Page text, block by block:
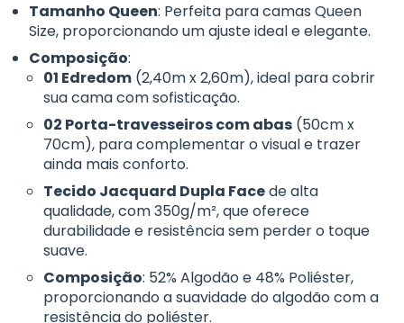
Tamanho Queen: Perfeita para camas Queen
Size, proporcionando um ajuste ideal e elegante.
Composição:
01 Edredom (2,40m x 2,60m), ideal para cobrir
sua cama com sofisticação.
02 Porta-travesseiros com abas (50cm x
70cm), para complementar o visual e trazer
ainda mais conforto.
Tecido Jacquard Dupla Facede alta
qualidade, com 350g/m², que oferece
durabilidade e resistência sem perder o toque
suave.
Composição: 52% Algodão e 48% Poliéster,
proporcionando a suavidade do algodão com a
resistência do poliéster.